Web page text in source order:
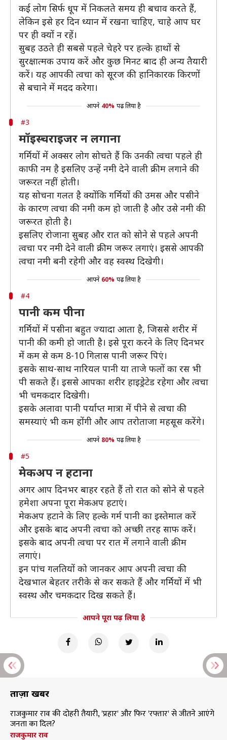
कई लोग सिर्फ धूप में निकलते समय ही बचाव करते हैं,
लेकिन इसे हर दिन ध्यान में रखना चाहिए, चाहे आप घर
पर ही क्यों न रहें।
सुबह उठते ही सबसे पहले चेहरे पर हल्के हाथों से
सुरक्षात्मक उपाय करें और कुछ मिनट बाद ही अन्य तैयारी
करें। यह आपकी त्वचा को सूरज की हानिकारक किरणों
से बचाने में मदद करेगा।
आपने 40% पढ़ लिया है
#3
मॉइस्चराइजर न लगाना
गर्मियों में अक्सर लोग सोचते हैं कि उनकी त्वचा पहले ही
काफी नम है इसलिए उन्हें नमी देने वाली क्रीम लगाने की
जरूरत नहीं होती।
यह सोचना गलत है क्योंकि गर्मियों की उमस और पसीने
के कारण त्वचा की नमी कम हो जाती है और उसे नमी की
जरूरत होती है।
इसलिए रोजाना सुबह और रात को सोने से पहले अपनी
त्वचा पर नमी देने वाली क्रीम जरूर लगाएं। इससे आपकी
त्वचा नमी बनी रहेगी और वह स्वस्थ दिखेगी।
आपने 60% पढ़ लिया है
#4
पानी कम पीना
गर्मियों में पसीना बहुत ज्यादा आता है, जिससे शरीर में
पानी की कमी हो जाती है। इसे पूरा करने के लिए दिनभर
में कम से कम 8-10 गिलास पानी जरूर पिएं।
इसके साथ-साथ नारियल पानी या ताजे फलों का रस भी
पी सकते हैं। इससे आपका शरीर हाइड्रेटेड रहेगा और त्वचा
भी चमकदार दिखेगी।
इसके अलावा पानी पर्याप्त मात्रा में पीने से त्वचा की
समस्याएं भी कम होंगी और आप तरोताजा महसूस करेंगे।
आपने 80% पढ़ लिया है
#5
मेकअप न हटाना
अगर आप दिनभर बाहर रहते हैं तो रात को सोने से पहले
हमेशा अपना पूरा मेकअप हटाएं।
मेकअप हटाने के लिए हल्के गर्म पानी का इस्तेमाल करें
और इसके बाद अपनी त्वचा को अच्छी तरह साफ करें।
इसके बाद अपनी त्वचा पर रात में लगाने वाली क्रीम
लगाएं।
इन पांच गलतियों को जानकर आप अपनी त्वचा की
देखभाल बेहतर तरीके से कर सकते हैं और गर्मियों में भी
स्वस्थ और चमकदार दिख सकते हैं।
आपने पूरा पढ़ लिया है
ताज़ा खबरें
राजकुमार राव की दोहरी तैयारी, 'प्रहार' और फिर 'रफ्तार' से जीतने आएंगे
जनता का दिल?
राजकुमार राव